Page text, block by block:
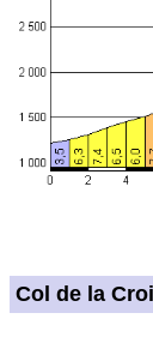
Col de la